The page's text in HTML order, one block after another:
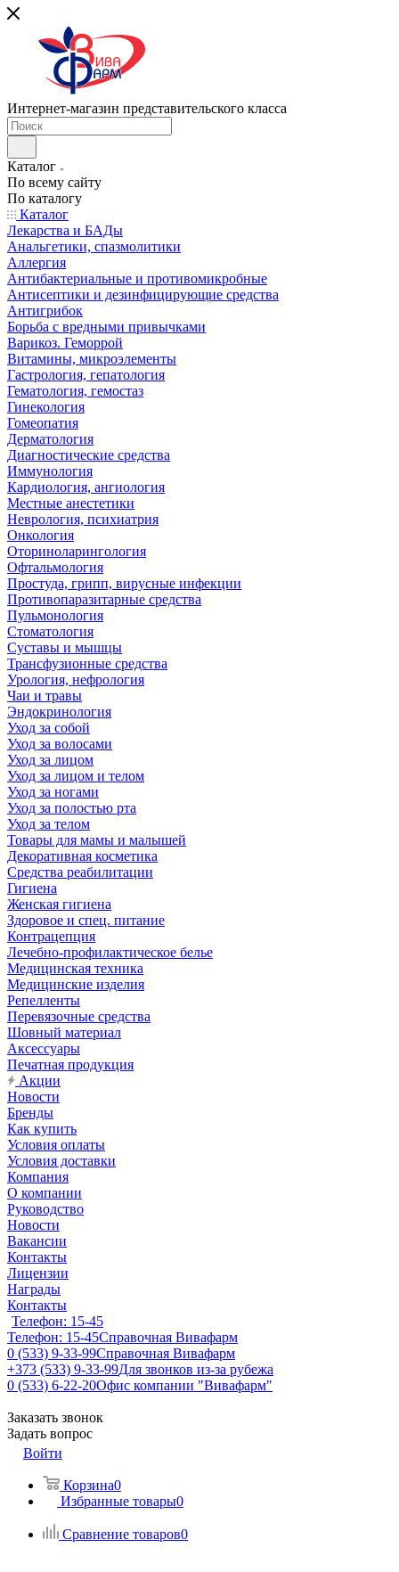
Интернет-магазин представительского класса
Каталог
По всему сайту
По каталогу
Каталог
Лекарства и БАДы
Анальгетики, спазмолитики
Аллергия
Антибактериальные и противомикробные
Антисептики и дезинфицирующие средства
Антигрибок
Борьба с вредными привычками
Варикоз. Геморрой
Витамины, микроэлементы
Гастрология, гепатология
Гематология, гемостаз
Гинекология
Гомеопатия
Дерматология
Диагностические средства
Иммунология
Кардиология, ангиология
Местные анестетики
Неврология, психиатрия
Онкология
Оториноларингология
Офтальмология
Простуда, грипп, вирусные инфекции
Противопаразитарные средства
Пульмонология
Стоматология
Суставы и мышцы
Трансфузионные средства
Урология, нефрология
Чаи и травы
Эндокринология
Уход за собой
Уход за волосами
Уход за лицом
Уход за лицом и телом
Уход за ногами
Уход за полостью рта
Уход за телом
Товары для мамы и малышей
Декоративная косметика
Средства реабилитации
Гигиена
Женская гигиена
Здоровое и спец. питание
Контрацепция
Лечебно-профилактическое белье
Медицинская техника
Медицинские изделия
Репелленты
Перевязочные средства
Шовный материал
Аксессуары
Печатная продукция
Акции
Новости
Бренды
Как купить
Условия оплаты
Условия доставки
Компания
О компании
Руководство
Новости
Вакансии
Контакты
Лицензии
Награды
Контакты
Телефон: 15-45
Телефон: 15-45Справочная Вивафарм
0 (533) 9-33-99Справочная Вивафарм
+373 (533) 9-33-99Для звонков из-за рубежа
0 (533) 6-22-20Офис компании "Вивафарм"
Заказать звонок
Задать вопрос
Войти
Корзина0
Избранные товары0
Сравнение товаров0